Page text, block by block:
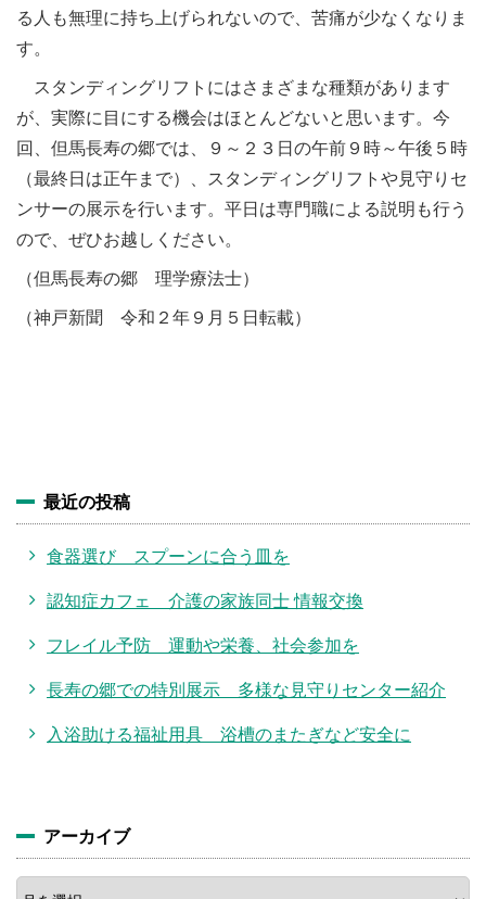
る人も無理に持ち上げられないので、苦痛が少なくなりま
す。
スタンディングリフトにはさまざまな種類があります
が、実際に目にする機会はほとんどないと思います。今
回、但馬長寿の郷では、９～２３日の午前９時～午後５時
（最終日は正午まで）、スタンディングリフトや見守りセ
ンサーの展示を行います。平日は専門職による説明も行う
ので、ぜひお越しください。
（但馬長寿の郷 理学療法士）
（神戸新聞 令和２年９月５日転載）
最近の投稿
食器選び スプーンに合う皿を
認知症カフェ 介護の家族同士 情報交換
フレイル予防 運動や栄養、社会参加を
長寿の郷での特別展示 多様な見守りセンター紹介
入浴助ける福祉用具 浴槽のまたぎなど安全に
アーカイブ